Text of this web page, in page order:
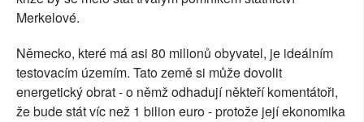
Merkelové.
Německo, které má asi 80 milionů obyvatel, je ideálním
testovacím územím. Tato země si může dovolit
energetický obrat - o němž odhadují někteří komentátoři,
že bude stát víc než 1 bilion euro - protože její ekonomika